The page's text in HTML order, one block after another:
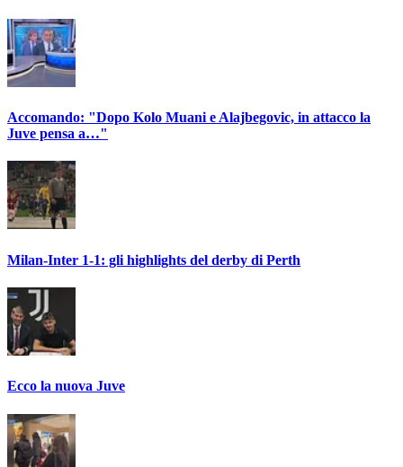
Accomando: "Dopo Kolo Muani e Alajbegovic, in attacco la
Juve pensa a…"
Milan-Inter 1-1: gli highlights del derby di Perth
Ecco la nuova Juve